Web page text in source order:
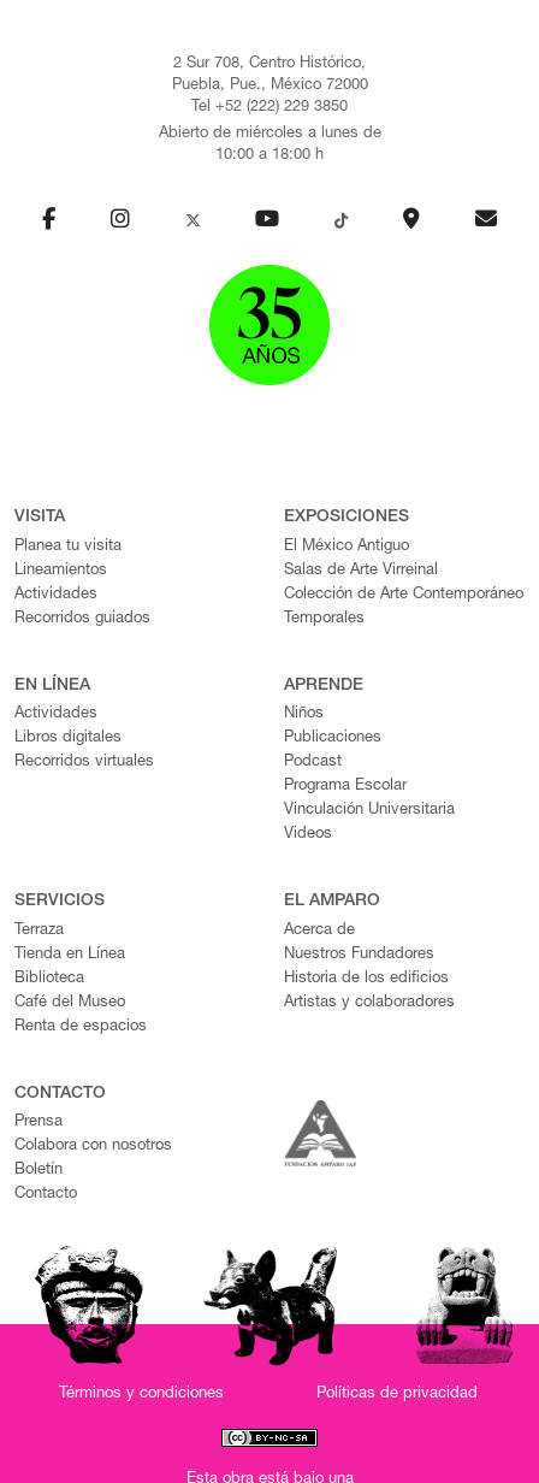
2 Sur 708, Centro Histórico,
Puebla, Pue., México 72000
Tel +52 (222) 229 3850
Abierto de miércoles a lunes de
10:00 a 18:00 h
VISITA
Planea tu visita
Lineamientos
Actividades
Recorridos guiados
EXPOSICIONES
El México Antiguo
Salas de Arte Virreinal
Colección de Arte Contemporáneo
Temporales
EN LÍNEA
Actividades
Libros digitales
Recorridos virtuales
APRENDE
Niños
Publicaciones
Podcast
Programa Escolar
Vinculación Universitaria
Videos
SERVICIOS
Terraza
Tienda en Línea
Biblioteca
Café del Museo
Renta de espacios
EL AMPARO
Acerca de
Nuestros Fundadores
Historia de los edificios
Artistas y colaboradores
CONTACTO
Prensa
Colabora con nosotros
Boletín
Contacto
Términos y condiciones Políticas de privacidad